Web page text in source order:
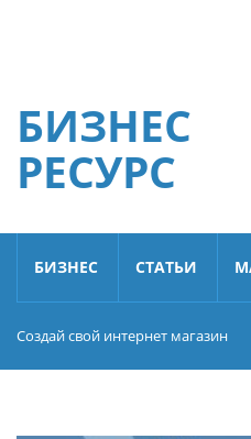
БИЗНЕС
РЕСУРС
БИЗНЕС СТАТЬИ
Создай свой интернет магазин